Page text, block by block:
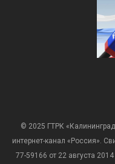
© 2025 ГТРК
интернет-канал «Россия».
77-59166 от 22 августа